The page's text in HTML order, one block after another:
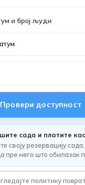
и број људи
Провери доступност
сада и платите
своју резервацију
пре него што обилазак
политику